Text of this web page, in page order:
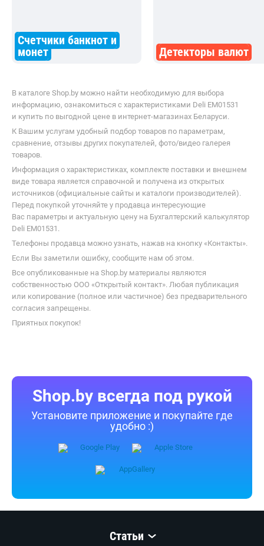
Счетчики банкнот и
монет
Детекторы валют
В каталоге Shop.by можно найти необходимую для выбора
информацию, ознакомиться с характеристиками Deli EM01531
и купить по выгодной цене в интернет-магазинах Беларуси.
К Вашим услугам удобный подбор товаров по параметрам,
сравнение, отзывы других покупателей, фото/видео галерея
товаров.
Информация о характеристиках, комплекте поставки и внешнем
виде товара является справочной и получена из открытых
источников (официальные сайты и каталоги производителей).
Перед покупкой уточняйте у продавца интересующие
Вас параметры и актуальную цену на Бухгалтерский калькулятор
Deli EM01531.
Телефоны продавца можно узнать, нажав на кнопку «Контакты».
Если Вы заметили ошибку, сообщите нам об этом.
Все опубликованные на Shop.by материалы являются
собственностью ООО «Открытый контакт». Любая публикация
или копирование (полное или частичное) без предварительного
согласия запрещены.
Приятных покупок!
Shop.by всегда под рукой
Установите приложение и покупайте где
удобно :)
Статьи